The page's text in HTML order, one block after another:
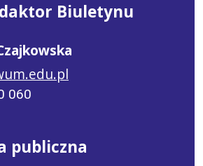
Biuletynu
060
publiczna